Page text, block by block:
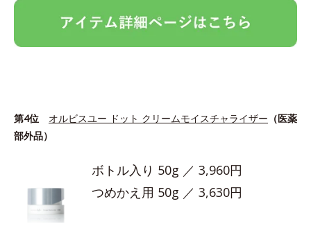
第4位 オルビスユー ドット クリームモイスチャライザー （医薬
部外品）
ボトル入り 50g ／ 3,960円
つめかえ用 50g ／ 3,630円